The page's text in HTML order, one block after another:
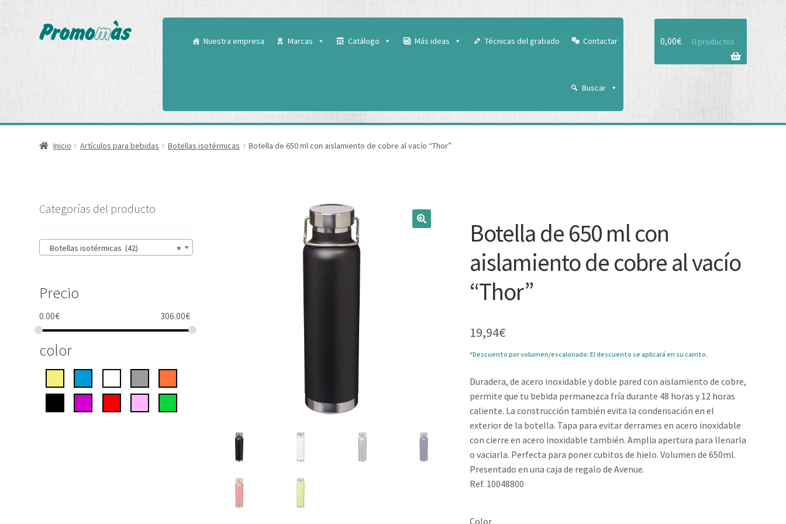
Nuestra empresa Marcas Catálogo Más ideas Técnicas del grabado Contactar
Buscar
0,00€ 0 productos
Inicio Artículos para bebidas Botellas isotérmicas Botella de 650 ml con aislamiento de cobre al vacío “Thor”
Botella de 650 ml con
aislamiento de cobre al vacío
“Thor”
19,94€
*Descuento por volumen/escalonado: El descuento se aplicará en su carrito.
Duradera, de acero inoxidable y doble pared con aislamiento de cobre,
permite que tu bebida permanezca fría durante 48 horas y 12 horas
caliente. La construcción también evita la condensación en el
exterior de la botella. Tapa para evitar derrames en acero inoxidable
con cierre en acero inoxidable también. Amplia apertura para llenarla
o vaciarla. Perfecta para poner cubitos de hielo. Volumen de 650ml.
Presentado en una caja de regalo de Avenue.
Ref. 10048800
Color
Categorías del producto
×
Botellas isotérmicas (42)
Precio
0.00€ 306.00€
color
Aceptar